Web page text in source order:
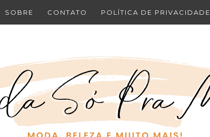
SOBRE CONTATO POLÍTICA DE PRIVACIDADE